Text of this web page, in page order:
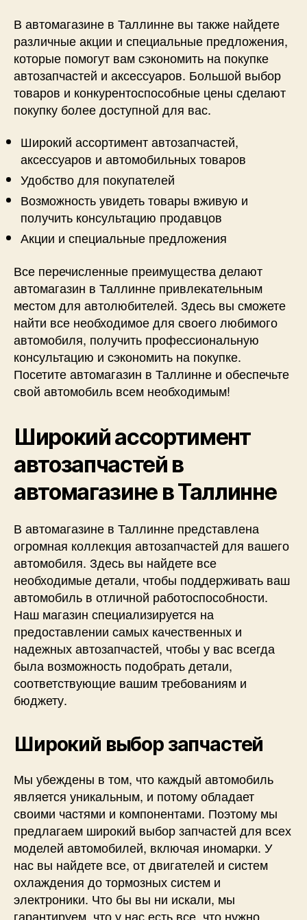
В автомагазине в Таллинне вы также найдете
различные акции и специальные предложения,
которые помогут вам сэкономить на покупке
автозапчастей и аксессуаров. Большой выбор
товаров и конкурентоспособные цены сделают
покупку более доступной для вас.
Широкий ассортимент автозапчастей,
аксессуаров и автомобильных товаров
Удобство для покупателей
Возможность увидеть товары вживую и
получить консультацию продавцов
Акции и специальные предложения
Все перечисленные преимущества делают
автомагазин в Таллинне привлекательным
местом для автолюбителей. Здесь вы сможете
найти все необходимое для своего любимого
автомобиля, получить профессиональную
консультацию и сэкономить на покупке.
Посетите автомагазин в Таллинне и обеспечьте
свой автомобиль всем необходимым!
Широкий ассортимент
автозапчастей в
автомагазине в Таллинне
В автомагазине в Таллинне представлена
огромная коллекция автозапчастей для вашего
автомобиля. Здесь вы найдете все
необходимые детали, чтобы поддерживать ваш
автомобиль в отличной работоспособности.
Наш магазин специализируется на
предоставлении самых качественных и
надежных автозапчастей, чтобы у вас всегда
была возможность подобрать детали,
соответствующие вашим требованиям и
бюджету.
Широкий выбор запчастей
Мы убеждены в том, что каждый автомобиль
является уникальным, и потому обладает
своими частями и компонентами. Поэтому мы
предлагаем широкий выбор запчастей для всех
моделей автомобилей, включая иномарки. У
нас вы найдете все, от двигателей и систем
охлаждения до тормозных систем и
электроники. Что бы вы ни искали, мы
гарантируем, что у нас есть все, что нужно